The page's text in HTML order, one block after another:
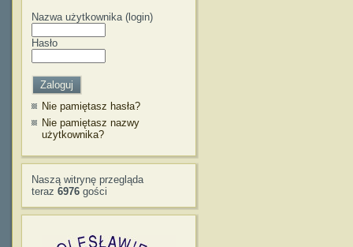
Nazwa użytkownika (login)
Hasło
Nie pamiętasz hasła?
Nie pamiętasz nazwy
użytkownika?
Naszą witrynę przegląda
teraz 6976 gości